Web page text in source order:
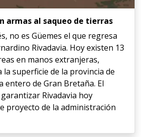
armas al saqueo de tierras
no es Güemes el que regresa
Rivadavia. Hoy existen 13
en manos extranjeras,
superficie de la provincia de
entero de Gran Bretaña. El
Rivadavia hoy
proyecto de la administración